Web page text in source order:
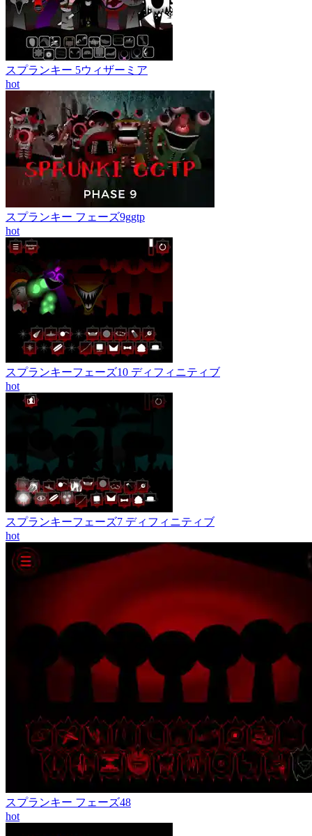
スプランキー 5ウィザーミア
hot
スプランキー フェーズ9ggtp
hot
スプランキーフェーズ10 ディフィニティブ
hot
スプランキーフェーズ7 ディフィニティブ
hot
スプランキー フェーズ48
hot